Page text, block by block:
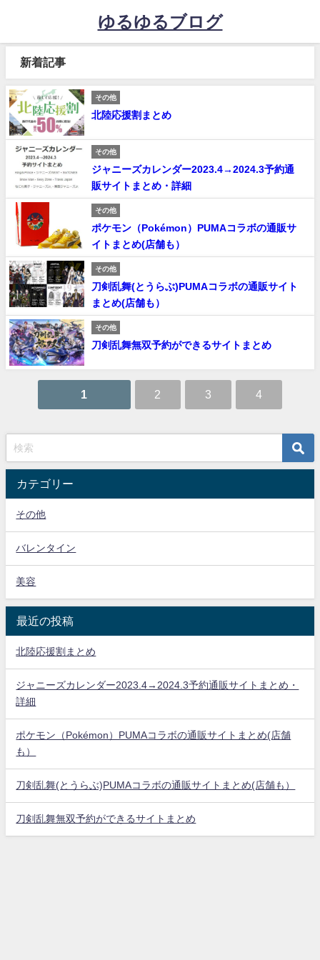
ゆるゆるブログ
新着記事
その他
北陸応援割まとめ
その他
ジャニーズカレンダー2023.4→2024.3予約通
販サイトまとめ・詳細
その他
ポケモン（Pokémon）PUMAコラボの通販サ
イトまとめ(店舗も）
その他
刀剣乱舞(とうらぶ)PUMAコラボの通販サイト
まとめ(店舗も）
その他
刀剣乱舞無双予約ができるサイトまとめ
1 2 3 4
カテゴリー
その他
バレンタイン
美容
最近の投稿
北陸応援割まとめ
ジャニーズカレンダー2023.4→2024.3予約通販サイトまとめ・
詳細
ポケモン（Pokémon）PUMAコラボの通販サイトまとめ(店舗
も）
刀剣乱舞(とうらぶ)PUMAコラボの通販サイトまとめ(店舗も）
刀剣乱舞無双予約ができるサイトまとめ